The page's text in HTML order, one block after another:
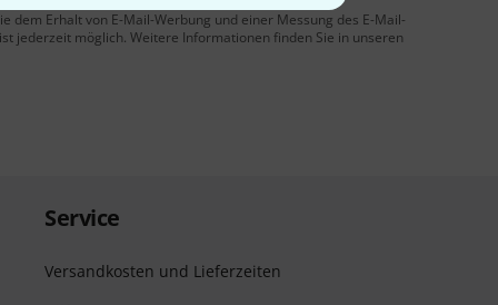
dem Erhalt von E-Mail-Werbung und einer Messung des E-Mail-
jederzeit möglich. Weitere Informationen finden Sie in unseren
Service
Versandkosten und Lieferzeiten